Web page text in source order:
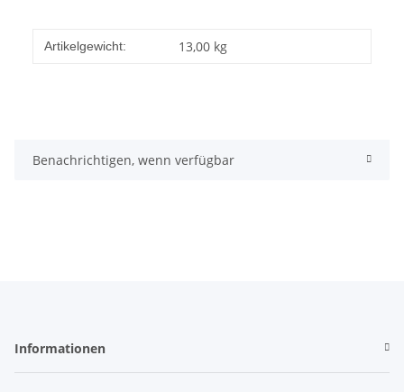
Artikelgewicht: 13,00 kg
Benachrichtigen, wenn verfügbar
Informationen